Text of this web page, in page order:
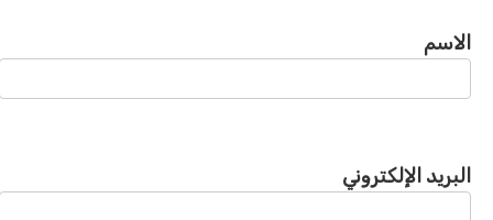
الاسم
البريد الإلكتروني